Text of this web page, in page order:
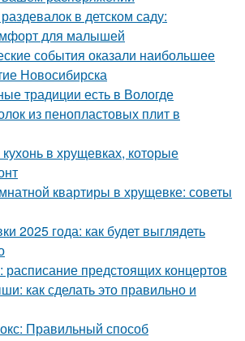
в детском саду:
для малышей
события оказали наибольшее
Новосибирска
традиции есть в Вологде
из пенопластовых плит в
в хрущевках, которые
квартиры в хрущевке: советы
2025 года: как будет выглядеть
предстоящих концертов
как сделать это правильно и
Правильный способ